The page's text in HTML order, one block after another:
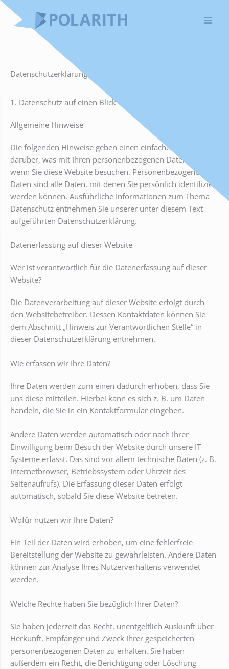
Zum
Inhalt
springen
Datenschutz­erklärung
1. Datenschutz auf einen Blick
Allgemeine Hinweise
Die folgenden Hinweise geben einen einfachen Überblick
darüber, was mit Ihren personenbezogenen Daten passiert,
wenn Sie diese Website besuchen. Personenbezogene
Daten sind alle Daten, mit denen Sie persönlich identifiziert
werden können. Ausführliche Informationen zum Thema
Datenschutz entnehmen Sie unserer unter diesem Text
aufgeführten Datenschutzerklärung.
Datenerfassung auf dieser Website
Wer ist verantwortlich für die Datenerfassung auf dieser
Website?
Die Datenverarbeitung auf dieser Website erfolgt durch
den Websitebetreiber. Dessen Kontaktdaten können Sie
dem Abschnitt „Hinweis zur Verantwortlichen Stelle“ in
dieser Datenschutzerklärung entnehmen.
Wie erfassen wir Ihre Daten?
Ihre Daten werden zum einen dadurch erhoben, dass Sie
uns diese mitteilen. Hierbei kann es sich z. B. um Daten
handeln, die Sie in ein Kontaktformular eingeben.
Andere Daten werden automatisch oder nach Ihrer
Einwilligung beim Besuch der Website durch unsere IT-
Systeme erfasst. Das sind vor allem technische Daten (z. B.
Internetbrowser, Betriebssystem oder Uhrzeit des
Seitenaufrufs). Die Erfassung dieser Daten erfolgt
automatisch, sobald Sie diese Website betreten.
Wofür nutzen wir Ihre Daten?
Ein Teil der Daten wird erhoben, um eine fehlerfreie
Bereitstellung der Website zu gewährleisten. Andere Daten
können zur Analyse Ihres Nutzerverhaltens verwendet
werden.
Welche Rechte haben Sie bezüglich Ihrer Daten?
Sie haben jederzeit das Recht, unentgeltlich Auskunft über
Herkunft, Empfänger und Zweck Ihrer gespeicherten
personenbezogenen Daten zu erhalten. Sie haben
außerdem ein Recht, die Berichtigung oder Löschung